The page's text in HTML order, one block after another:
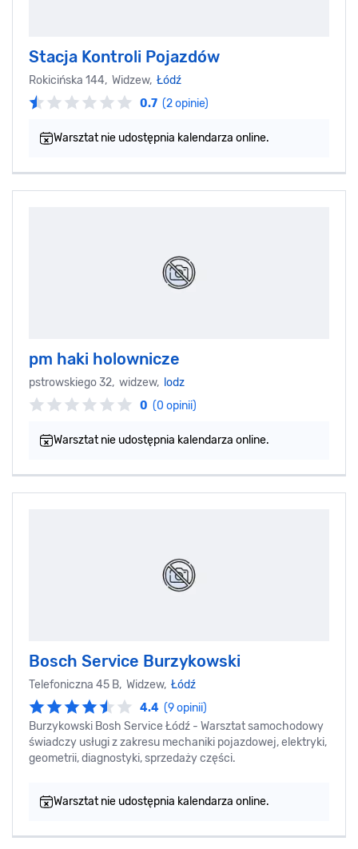
Stacja Kontroli Pojazdów
Rokicińska 144, Widzew, Łódź
0.7 (2 opinie)
Warsztat nie udostępnia kalendarza online.
pm haki holownicze
pstrowskiego 32, widzew, lodz
0 (0 opinii)
Warsztat nie udostępnia kalendarza online.
Bosch Service Burzykowski
Telefoniczna 45 B, Widzew, Łódź
4.4 (9 opinii)
Burzykowski Bosh Service Łódź - Warsztat samochodowy
świadczy usługi z zakresu mechaniki pojazdowej, elektryki,
geometrii, diagnostyki, sprzedaży części.
Warsztat nie udostępnia kalendarza online.